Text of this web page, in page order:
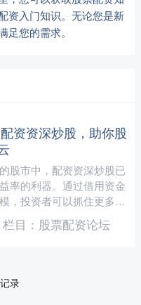
资入门知识。无论您是新
您的需求。
资资深炒股，助你股
股市中，配资资深炒股已
率的利器。通过借用资金
，投资者可以抓住更多机
增值。 泉州股票配资平
富的专业团队....
栏目： 股票配资论坛
录